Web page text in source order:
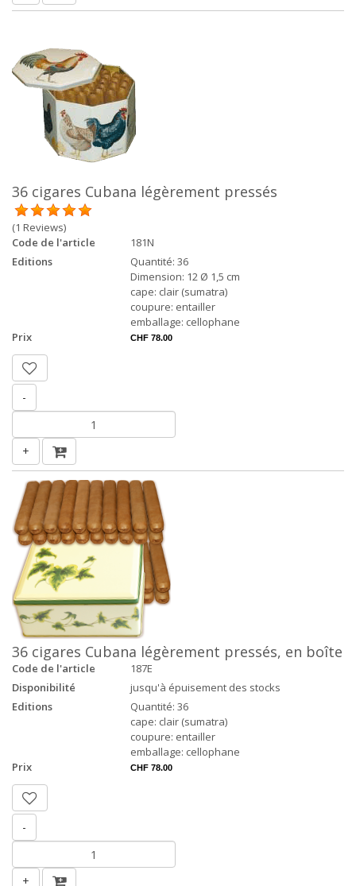
36 cigares Cubana légèrement pressés
(1 Reviews)
Code de l'article
181N
Editions
Quantité: 36
Dimension: 12 Ø 1,5 cm
cape: clair (sumatra)
coupure: entailler
emballage: cellophane
Prix
CHF 78.00
-
+
36 cigares Cubana légèrement pressés, en boîte
Code de l'article
187E
Disponibilité
jusqu'à épuisement des stocks
Editions
Quantité: 36
cape: clair (sumatra)
coupure: entailler
emballage: cellophane
Prix
CHF 78.00
-
+